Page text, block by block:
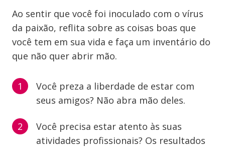
Ao sentir que você foi inoculado com o vírus
da paixão, reflita sobre as coisas boas que
você tem em sua vida e faça um inventário do
que não quer abrir mão.
Você preza a liberdade de estar com
seus amigos? Não abra mão deles.
Você precisa estar atento às suas
atividades profissionais? Os resultados